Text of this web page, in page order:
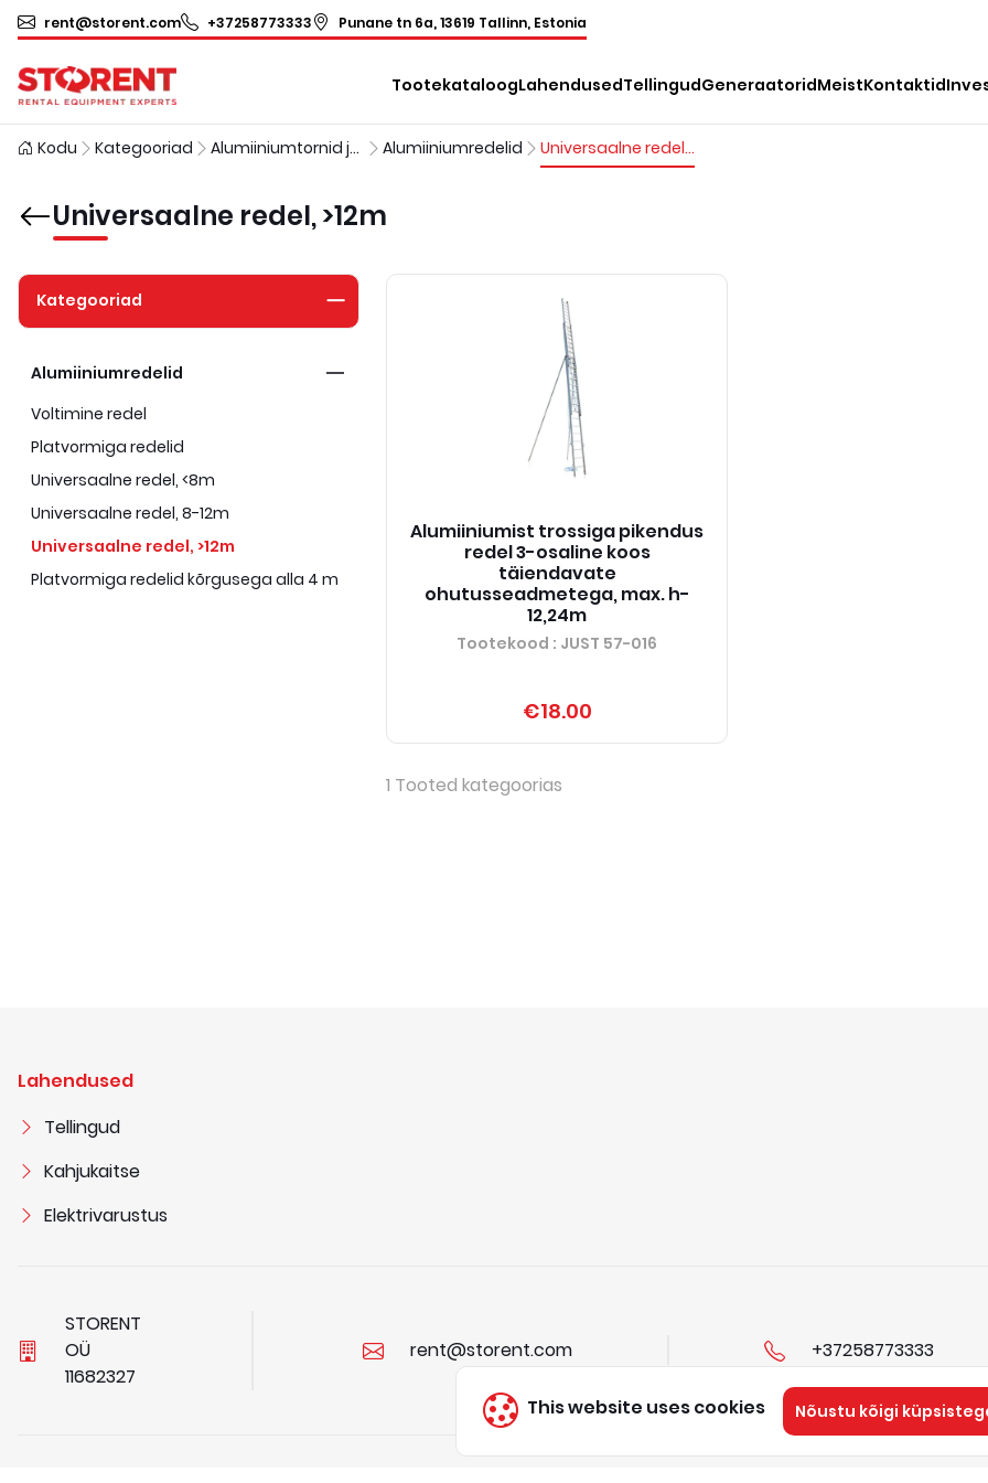
rent@storent.com +37258773333 Punane tn 6a, 13619 Tallinn, Estonia
TootekataloogLahendusedTellingudGeneraatoridMeistKontaktid
Kodu Kategooriad Alumiiniumtornid ja redelid Alumiiniumredelid Universaalne redel, >12m
Universaalne redel, >12m
Kategooriad
Alumiiniumredelid
Voltimine redel
Platvormiga redelid
Universaalne redel, <8m
Universaalne redel, 8-12m
Universaalne redel, >12m
Platvormiga redelid kõrgusega alla 4 m
Alumiiniumist trossiga pikendus
redel 3-osaline koos
täiendavate
ohutusseadmetega, max. h-
12,24m
Tootekood : JUST 57-016
€18.00
1 Tooted kategoorias
Lahendused
Tellingud
Kahjukaitse
Elektrivarustus
STORENT
OÜ
11682327
rent@storent.com +37258773333
This website uses cookies Nõustu kõigi